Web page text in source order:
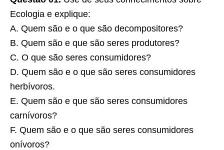
Ecologia e explique:
A. Quem são e o que são decompositores?
B. Quem são e que são seres produtores?
C. O que são seres consumidores?
D. Quem são e o que são seres consumidores
herbívoros.
E. Quem são e que são seres consumidores
carnívoros?
F. Quem são e o que são seres consumidores
onívoros?